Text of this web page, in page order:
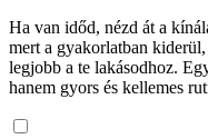
Ha van időd, nézd át a
mert a gyakorlatban
legjobb a te lakásodhoz.
hanem gyors és kellemes